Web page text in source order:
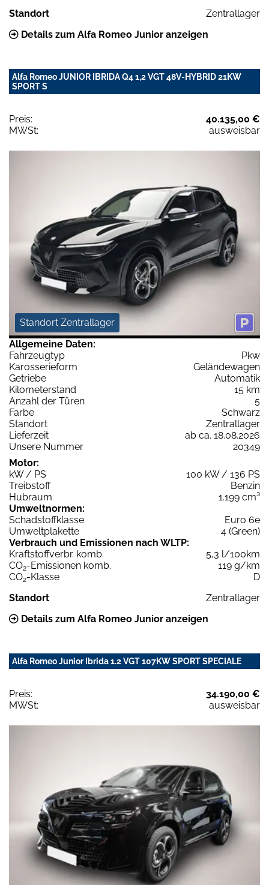
Standort
Zentrallager
Details zum Alfa Romeo Junior anzeigen
Alfa Romeo JUNIOR IBRIDA Q4 1,2 VGT 48V-HYBRID 21KW
SPORT S
Preis:
40.135,00 €
MWSt:
ausweisbar
Standort Zentrallager
Allgemeine Daten:
Fahrzeugtyp
Pkw
Karosserieform
Geländewagen
Getriebe
Automatik
Kilometerstand
15 km
Anzahl der Türen
5
Farbe
Schwarz
Standort
Zentrallager
Lieferzeit
ab ca. 18.08.2026
Unsere Nummer
20349
Motor:
kW / PS
100 kW / 136 PS
Treibstoff
Benzin
Hubraum
1.199 cm³
Umweltnormen:
Schadstoffklasse
Euro 6e
Umweltplakette
4 (Green)
Verbrauch und Emissionen nach WLTP:
Kraftstoffverbr. komb.
5,3 l/100km
CO2-Emissionen komb.
119 g/km
CO2-Klasse
D
Standort
Zentrallager
Details zum Alfa Romeo Junior anzeigen
Alfa Romeo Junior Ibrida 1.2 VGT 107KW SPORT SPECIALE
Preis:
34.190,00 €
MWSt:
ausweisbar